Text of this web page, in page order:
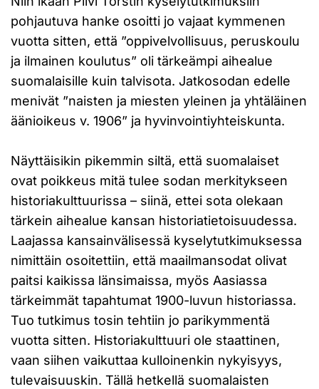
pohjautuva hanke osoitti jo vajaat kymmenen
vuotta sitten, että ”oppivelvollisuus, peruskoulu
ja ilmainen koulutus” oli tärkeämpi aihealue
suomalaisille kuin talvisota. Jatkosodan edelle
menivät ”naisten ja miesten yleinen ja yhtäläinen
äänioikeus v. 1906” ja hyvinvointiyhteiskunta.
Näyttäisikin pikemmin siltä, että suomalaiset
ovat poikkeus mitä tulee sodan merkitykseen
historiakulttuurissa – siinä, ettei sota olekaan
tärkein aihealue kansan historiatietoisuudessa.
Laajassa kansainvälisessä kyselytutkimuksessa
nimittäin osoitettiin, että maailmansodat olivat
paitsi kaikissa länsimaissa, myös Aasiassa
tärkeimmät tapahtumat 1900-luvun historiassa.
Tuo tutkimus tosin tehtiin jo parikymmentä
vuotta sitten. Historiakulttuuri ole staattinen,
vaan siihen vaikuttaa kulloinenkin nykyisyys,
tulevaisuuskin. Tällä hetkellä suomalaisten